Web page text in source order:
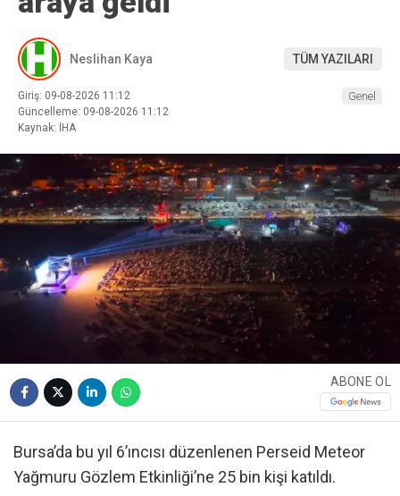
Neslihan Kaya TÜM YAZILARI
Giriş: 09-08-2026 11:12
Güncelleme: 09-08-2026 11:12
Kaynak: İHA
Genel
ABONE OL
Bursa’da bu yıl 6’ıncısı düzenlenen Perseid Meteor
Yağmuru Gözlem Etkinliği’ne 25 bin kişi katıldı.